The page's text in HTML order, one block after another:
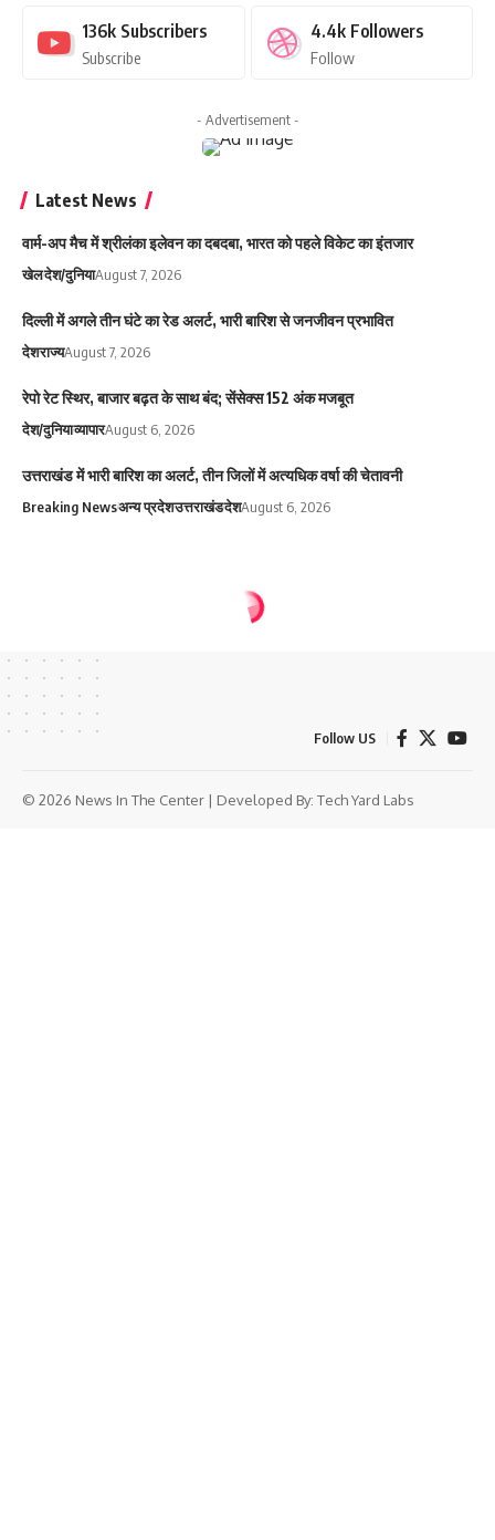
136k Subscribers
Subscribe
4.4k Followers
Follow
- Advertisement -
Latest News
वार्म-अप मैच में श्रीलंका इलेवन का दबदबा, भारत को पहले विकेट का इंतजार
खेलदेश/दुनियाAugust 7, 2026
दिल्ली में अगले तीन घंटे का रेड अलर्ट, भारी बारिश से जनजीवन प्रभावित
देशराज्यAugust 7, 2026
रेपो रेट स्थिर, बाजार बढ़त के साथ बंद; सेंसेक्स 152 अंक मजबूत
देश/दुनियाव्यापारAugust 6, 2026
उत्तराखंड में भारी बारिश का अलर्ट, तीन जिलों में अत्यधिक वर्षा की चेतावनी
Breaking Newsअन्य प्रदेशउत्तराखंडदेशAugust 6, 2026
Follow US
© 2026 News In The Center | Developed By: Tech Yard Labs